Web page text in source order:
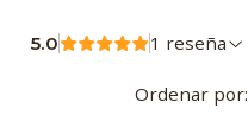
5.0 1 reseña
Ordenar por: